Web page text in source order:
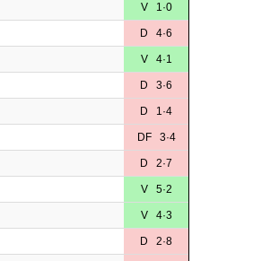
V 1·0
D 4·6
V 4·1
D 3·6
D 1·4
DF 3·4
D 2·7
V 5·2
V 4·3
D 2·8